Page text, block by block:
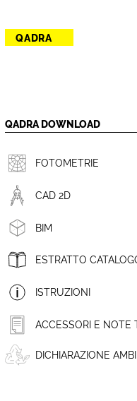
QADRA
QADRA DOWNLOAD
FOTOMETRIE
CAD 2D
BIM
ESTRATTO
ISTRUZIONI
ACCESSORI E NOTE
DICHIARAZIONE